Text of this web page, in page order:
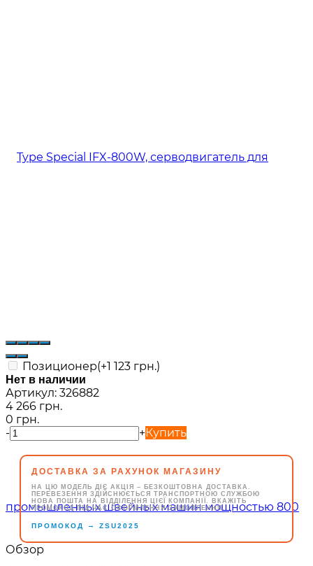
Позиционер(+1 123 грн.)
Нет в наличии
Артикул: 326882
4 266 грн.
0 грн.
-
+Купить
ДОСТАВКА ЗА РАХУНОК МАГАЗИНУ
НА ЦЮ МОДЕЛЬ ДІЄ АКЦІЯ – БЕЗКОШТОВНА ДОСТАВКА.
ПЕРЕВЕЗЕННЯ ЗДІЙСНЮЄТЬСЯ ТРАНСПОРТНОЮ СЛУЖБОЮ
НОВА ПОШТА НА ВІДДІЛЕННЯ ЦІЄЇ КОМПАНІЇ. ВКАЖІТЬ
ПРОМОКОД ПІД ЧАС ОФОРМЛЕННЯ ЗАМОВЛЕННЯ.
ПРОМОКОД → ZSU2025
Обзор